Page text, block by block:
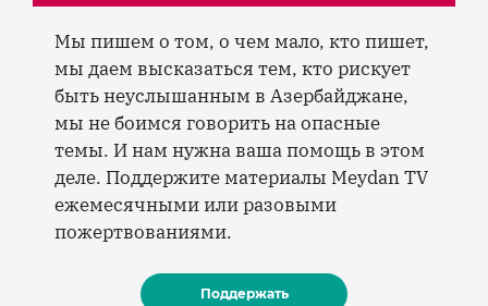
Мы пишем о том, о чем мало, кто пишет,
мы даем высказаться тем, кто рискует
быть неуслышанным в Азербайджане,
мы не боимся говорить на опасные
темы. И нам нужна ваша помощь в этом
деле. Поддержите материалы Meydan TV
ежемесячными или разовыми
пожертвованиями.
Поддержать